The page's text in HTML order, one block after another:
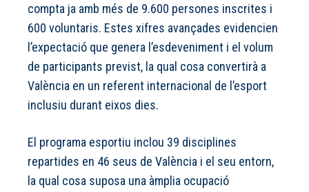
compta ja amb més de 9.600 persones inscrites i
600 voluntaris. Estes xifres avançades evidencien
l’expectació que genera l’esdeveniment i el volum
de participants previst, la qual cosa convertirà a
València en un referent internacional de l’esport
inclusiu durant eixos dies.
El programa esportiu inclou 39 disciplines
repartides en 46 seus de València i el seu entorn,
la qual cosa suposa una àmplia ocupació